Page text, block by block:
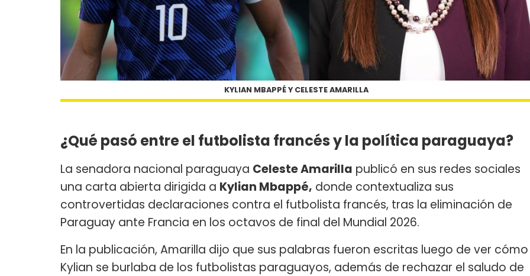
KYLIAN MBAPPÉ Y CELESTE AMARILLA
¿Qué pasó entre el futbolista francés y la política paraguaya?
La senadora nacional paraguaya Celeste Amarilla publicó en sus redes sociales
una carta abierta dirigida a Kylian Mbappé, donde contextualiza sus
controvertidas declaraciones contra el futbolista francés, tras la eliminación de
Paraguay ante Francia en los octavos de final del Mundial 2026.
En la publicación, Amarilla dijo que sus palabras fueron escritas luego de ver cómo
Kylian se burlaba de los futbolistas paraguayos, además de rechazar el saludo de